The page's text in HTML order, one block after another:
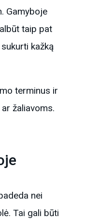
Gamyboje
taip pat
kažką
terminus ir
žaliavoms.
nei
Tai gali būti